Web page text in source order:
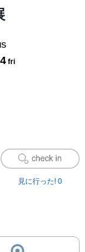
fri
見に行った! 0